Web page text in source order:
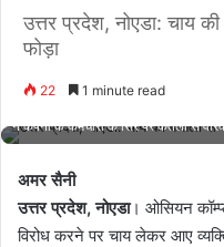
उत्तर प्रदेश, नोएडा: चाय
फोड़ा
22 1 minute read
ने कंपनी के कर्मचारी के सिर पर केतली से
अमर सैनी
उत्तर प्रदेश, नोएडा। ओसियन
विरोध करने पर चाय लेकर आए